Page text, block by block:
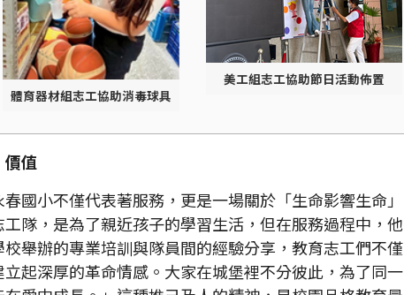
體育器材組志工協助消毒球具
美工組志工協助節日活動佈置
價值
小不僅代表著服務，更是一場關於「生命影響生命」
隊，是為了親近孩子的學習生活，但在服務過程中，他
舉辦的專業培訓與隊員間的經驗分享，教育志工們不僅
起深厚的革命情感。大家在城堡裡不分彼此，為了同一